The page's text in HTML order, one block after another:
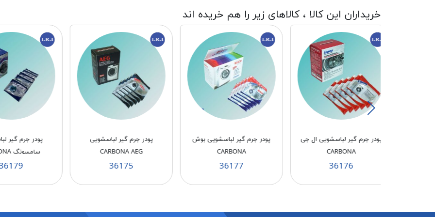
خریداران این کالا ، کالاهای زیر را هم خریده اند
پودر جرم گیر لباسشویی بوش
CARBONA
36177
پودر جرم گیر لباسشویی
CARBONA AEG
36175
پودر جرم گیر لباسشویی
سامسونگ CARBONA
36179
پودر جرم گیر